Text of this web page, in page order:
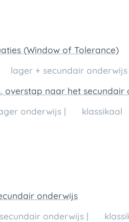
(Window of Tolerance)
👥 lager + secundair
overstap naar het
onderwijs | 💬 klassikaal
onderwijs
secundair onderwijs | 💬